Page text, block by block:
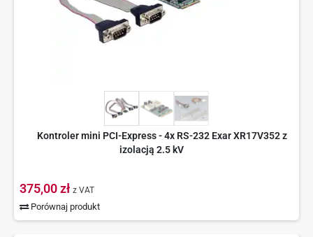
Kontroler mini PCI-Express - 4x RS-232 Exar XR17V352 z
izolacją 2.5 kV
375,00 zł z VAT
Porównaj produkt